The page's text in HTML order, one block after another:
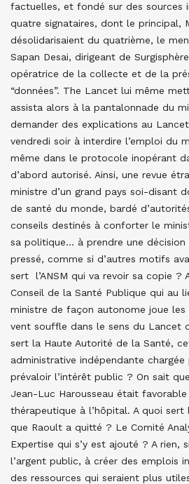
factuelles, et fondé sur des sources
quatre signataires, dont le principal,
désolidarisaient du quatrième, le
Sapan Desai, dirigeant de
opératrice de la collecte et de la
“données”. The Lancet lui même
assista alors à la pantalonnade du
demander des explications au
vendredi soir à interdire l’emploi du
même dans le protocole inopérant
d’abord autorisé. Ainsi, une revue
ministre d’un grand pays soi-disant
de santé du monde, bardé
conseils destinés à conforter le
sa politique… à prendre une décision
pressé, comme si d’autres motifs
sert l’ANSM qui va revoir sa copie ?
Conseil de la Santé Publique qui au
ministre de façon autonome joue
vent souffle dans le sens du Lancet
sert la Haute Autorité de la Santé,
administrative indépendante
prévaloir l’intérêt public ? On sait
Jean-Luc Harousseau était
thérapeutique à l’hôpital. A quoi sert
que Raoult a quitté ? Le Comité
Expertise qui s’y est ajouté ? A rien,
l’argent public, à créer des emplois
des ressources qui seraient plus